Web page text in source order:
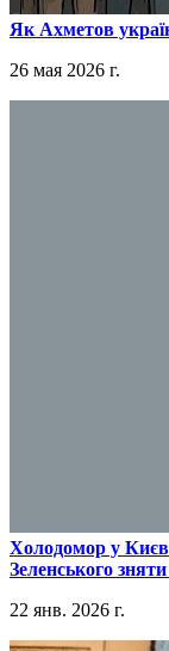
​Як Ахметов
26 мая 2026 г.
​Холодомор у
Зеленського
22 янв. 2026 г.